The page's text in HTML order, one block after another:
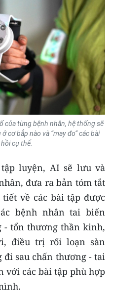
của từng bệnh nhân, hệ thống sẽ
cơ bắp nào và “may đo” các bài
cụ thể.
luyện, AI sẽ lưu và
đưa ra bản tóm tắt
về các bài tập được
bệnh nhân tai biến
- tổn thương thần kinh,
điều trị rối loạn sàn
đi sau chấn thương - tai
với các bài tập phù hợp